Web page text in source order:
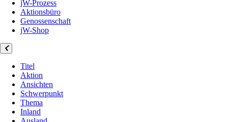
jW-Prozess
Aktionsbüro
Genossenschaft
jW-Shop
Titel
Aktion
Ansichten
Schwerpunkt
Thema
Inland